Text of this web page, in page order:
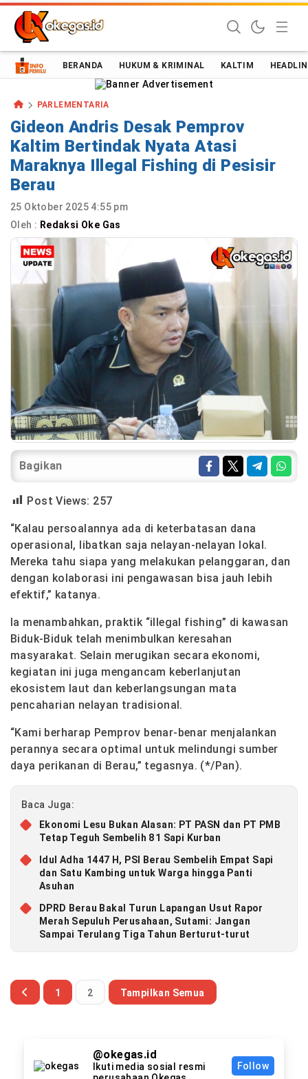
Oke Gas Indonesia | Energi Positif Informasi Terkini!
BERANDA HUKUM & KRIMINAL KALTIM
PARLEMENTARIA
Gideon Andris Desak Pemprov
Kaltim Bertindak Nyata Atasi
Maraknya Illegal Fishing di Pesisir
Berau
25 Oktober 2025 4:55 pm
Oleh : Redaksi Oke Gas
Bagikan
Post Views: 257
“Kalau persoalannya ada di keterbatasan dana
operasional, libatkan saja nelayan-nelayan lokal.
Mereka tahu siapa yang melakukan pelanggaran, dan
dengan kolaborasi ini pengawasan bisa jauh lebih
efektif,” katanya.
Ia menambahkan, praktik “illegal fishing” di kawasan
Biduk-Biduk telah menimbulkan keresahan
masyarakat. Selain merugikan secara ekonomi,
kegiatan ini juga mengancam keberlanjutan
ekosistem laut dan keberlangsungan mata
pencaharian nelayan tradisional.
“Kami berharap Pemprov benar-benar menjalankan
perannya secara optimal untuk melindungi sumber
daya perikanan di Berau,” tegasnya. (*/Pan).
Baca Juga:
Ekonomi Lesu Bukan Alasan: PT PASN dan PT PMB
Tetap Teguh Sembelih 81 Sapi Kurban
Idul Adha 1447 H, PSI Berau Sembelih Empat Sapi
dan Satu Kambing untuk Warga hingga Panti
Asuhan
DPRD Berau Bakal Turun Lapangan Usut Rapor
Merah Sepuluh Perusahaan, Sutami: Jangan
Sampai Terulang Tiga Tahun Berturut-turut
1 2 Tampilkan Semua
@okegas.id
Ikuti media sosial resmi
Follow